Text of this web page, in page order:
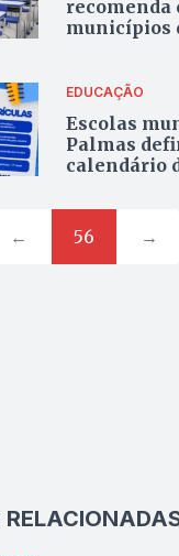
recomenda
municípios
EDUCAÇÃO
Escolas
Palmas
calendário
ofertam
←
56 →